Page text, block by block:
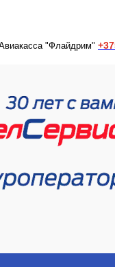
"Флайдрим"